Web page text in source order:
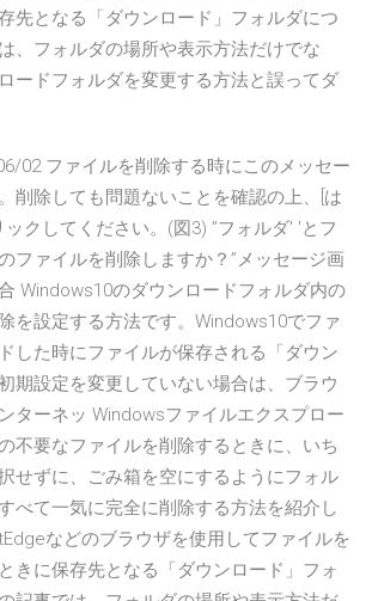
先となる「ダウンロード」フォルダにつ
、フォルダの場所や表示方法だけでな
ードフォルダを変更する方法と誤ってダ
02 ファイルを削除する時にこのメッセー
削除しても問題ないことを確認の上、[は
クしてください。(図3) ”フォルダ' 'とフ
ファイルを削除しますか？”メッセージ画
Windows10のダウンロードフォルダ内の
を設定する方法です。Windows10でファ
した時にファイルが保存される「ダウン
期設定を変更していない場合は、ブラウ
ターネッ Windowsファイルエクスプロー
不要なファイルを削除するときに、いち
せずに、ごみ箱を空にするようにフォル
べて一気に完全に削除する方法を紹介し
などのブラウザを使用してファイルを
きに保存先となる「ダウンロード」フォ